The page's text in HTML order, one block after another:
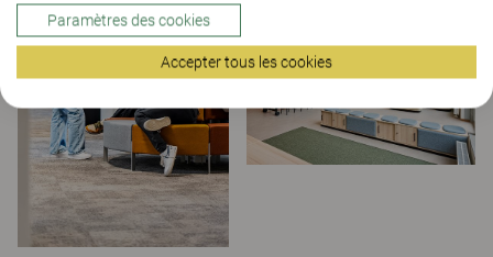
Paramètres des cookies
Accepter tous les cookies